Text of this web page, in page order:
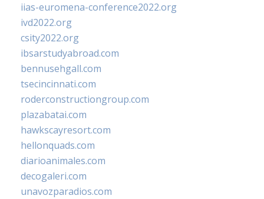
iias-euromena-conference2022.org
ivd2022.org
csity2022.org
ibsarstudyabroad.com
bennusehgall.com
tsecincinnati.com
roderconstructiongroup.com
plazabatai.com
hawkscayresort.com
hellonquads.com
diarioanimales.com
decogaleri.com
unavozparadios.com